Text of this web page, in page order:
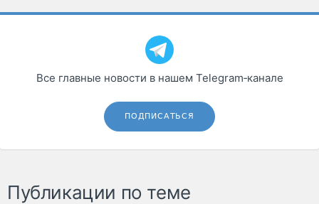
Все главные новости в нашем Telegram‑канале
ПОДПИСАТЬСЯ
Публикации по теме